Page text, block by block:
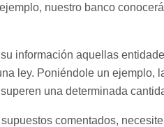
nuestro banco
información aquellas
ley. Poniéndole un ejemplo,
una determinada
comentados,